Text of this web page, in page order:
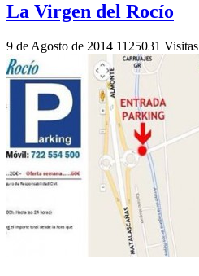
La Virgen del Rocío
9 de Agosto de 2014 1125031 Visitas